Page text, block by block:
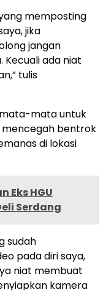
memposting
jika
jangan
Kecuali ada niat
tulis
mata untuk
bentrok
di lokasi
Eks HGU
Serdang
sudah
pada diri saya,
niat membuat
kamera